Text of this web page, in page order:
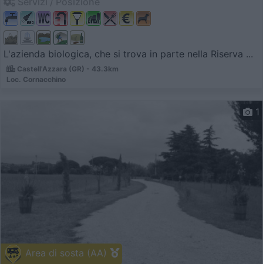
L'azienda biologica, che si trova in parte nella Riserva ...
Castell'Azzara (GR) - 43.3km
Loc. Cornacchino
Area di sosta (AA)
1